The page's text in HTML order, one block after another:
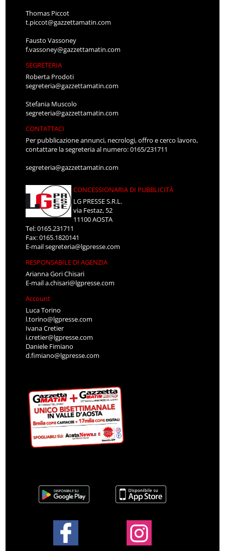
Thomas Piccot
t.piccot@gazzettamatin.com
Fausto Vassoney
f.vassoney@gazzettamatin.com
SEGRETERIA
Roberta Prodoti
segreteria@gazzettamatin.com
Stefania Muscolo
segreteria@gazzettamatin.com
CONTATTACI
Per pubblicazione annunci, necrologi, offro e cerco lavoro,
contattare la segreteria al numero: 0165/231711
segreteria@gazzettamatin.com
CONCESSIONARIA DI PUBBLICITÀ
LG PRESSE S.R.L.
via Festaz, 52
11100 AOSTA
Tel: 0165.231711
Fax: 0165.1820141
E-mailsegreteria@lgpresse.com
RESPONSABILE DI AGENZIA
Arianna Gori Chisari
E-maila.chisari@lgpresse.com
Account
Luca Torino
l.torino@lgpresse.com
Ivana Cretier
i.cretier@lgpresse.com
Daniele Fimiano
d.fimiano@lgpresse.com